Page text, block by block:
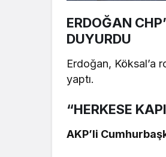
ERDOĞAN
DUYURDU
Erdoğan, Köksal’a
yaptı.
“HERKESE
AKP’li